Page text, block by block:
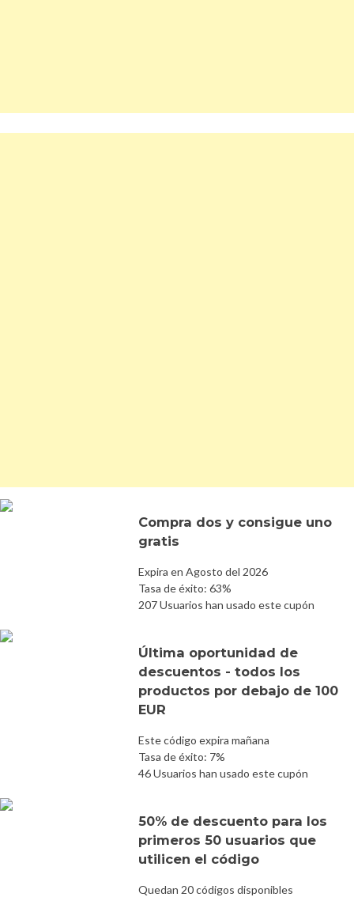
Compra dos y consigue uno
gratis
Expira en Agosto del 2026
Tasa de éxito: 63%
207 Usuarios han usado este cupón
Última oportunidad de
descuentos - todos los
productos por debajo de 100
EUR
Este código expira mañana
Tasa de éxito: 7%
46 Usuarios han usado este cupón
50% de descuento para los
primeros 50 usuarios que
utilicen el código
Quedan 20 códigos disponibles